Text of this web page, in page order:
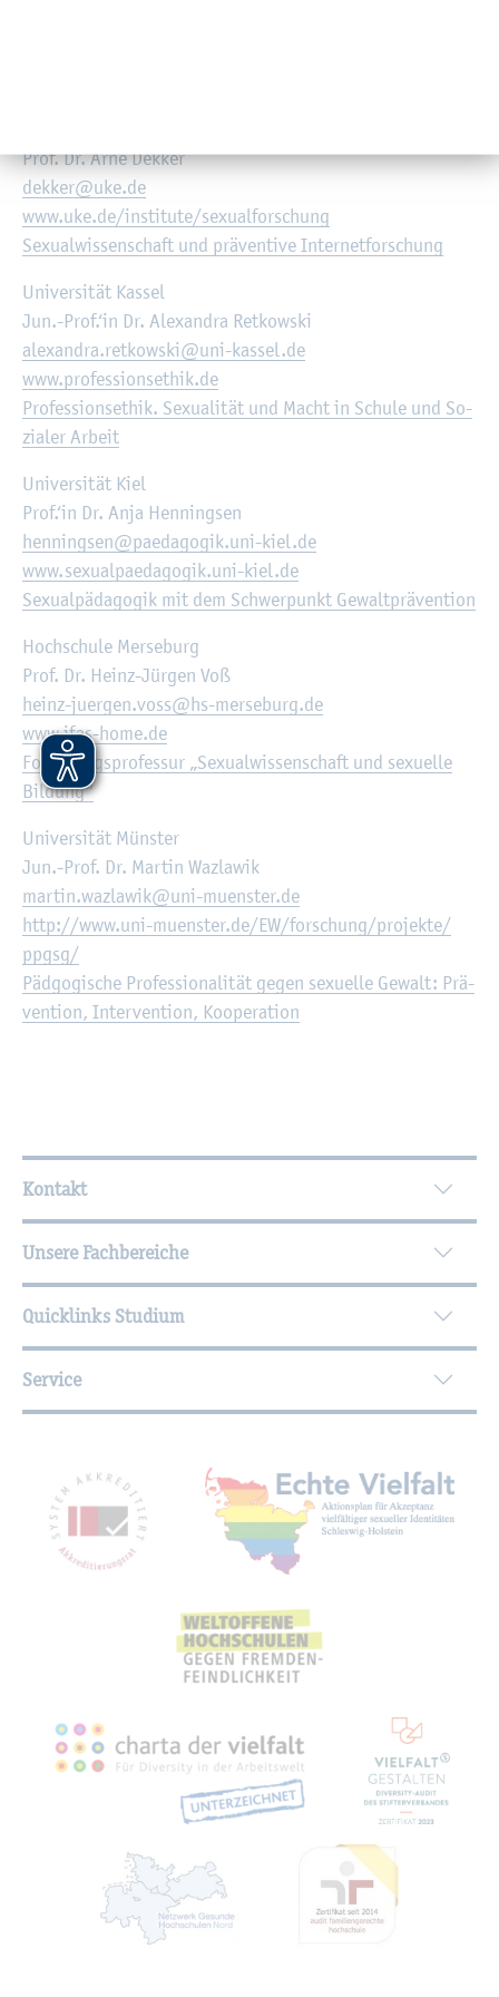
Prof. Dr. Arne Dek­ker
dek­ker@​uke.​de
www.​uke.​de/​institute/​sex​ualf​orsc​hung
Se­xu­al­wis­sen­schaft und prä­ven­ti­ve In­ter­net­for­schung
Uni­ver­si­tät Kas­sel
Jun.-Prof.‘in Dr. Alex­an­dra Ret­kow­ski
alex­an­dra.​retkowski@​uni-kas­sel.de
www.​pro​fess​ions​ethi​k.​de
Pro­fes­si­ons­ethik. Se­xua­li­tät und Macht in Schu­le und So­
zia­ler Ar­beit
Uni­ver­si­tät Kiel
Prof.‘in Dr. Anja Hen­ning­sen
hen­ning­sen@​paedagogik.​uni-​kiel.​de
www.​sex​ualp​aeda​gogi​k.​uni-​kiel.​de
Se­xu­al­päd­ago­gik mit dem Schwer­punkt Ge­walt­prä­ven­ti­on
Hoch­schu­le Mer­se­burg
Prof. Dr. Heinz-Jür­gen Voß
heinz-ju­er­gen.​voss@​hs-mer­se­burg.de
www.​ifas-​home.​de
For­schungs­pro­fes­sur „Se­xu­al­wis­sen­schaft und se­xu­el­le
Bil­dung“
Uni­ver­si­tät Müns­ter
Jun.-Prof. Dr. Mar­tin Waz­la­wik
mar­tin.​wazlawik@​uni-mu­ens­ter.de
http://​www.​uni-​muenster.​de/​EW/​forschung/​projekte/​
ppgsg/
Päd­go­gi­sche Pro­fes­sio­na­li­tät gegen se­xu­el­le Ge­walt: Prä­
ven­ti­on, In­ter­ven­ti­on, Ko­ope­ra­ti­on
Wei­ter­füh­ren­de In­for­ma­tio­nen
Kontakt
Unsere Fachbereiche
Quicklinks Studium
Service
Mit­glied­schaf­ten,